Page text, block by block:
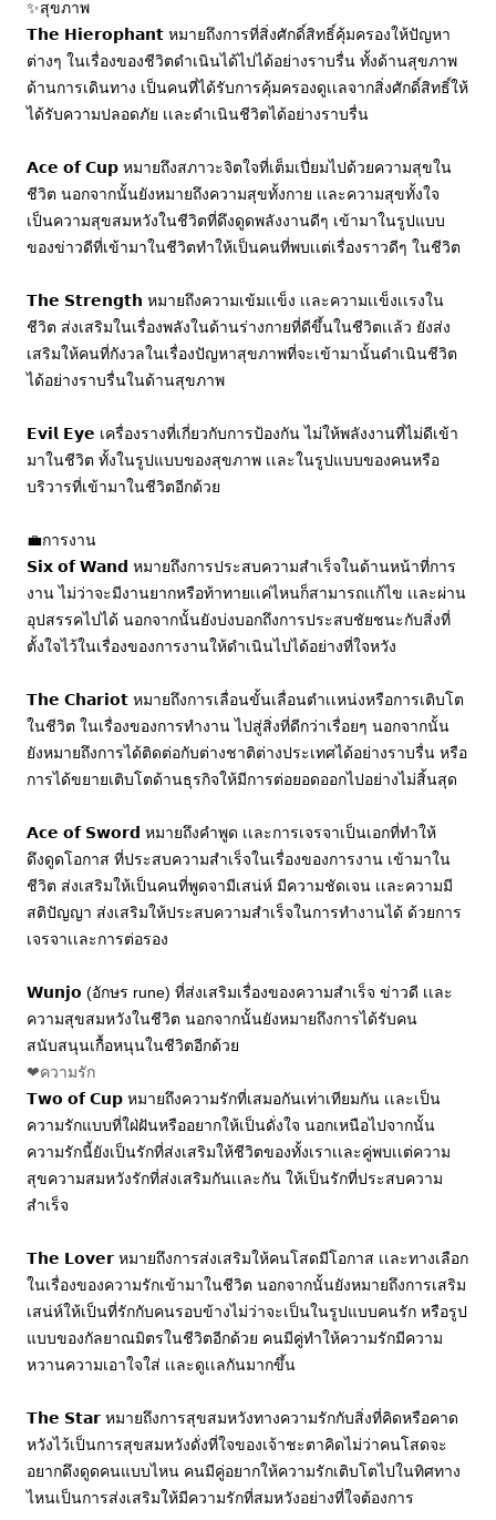
✨สุขภาพ
𝗧𝗵𝗲 𝗛𝗶𝗲𝗿𝗼𝗽𝗵𝗮𝗻𝘁 หมายถึงการที่สิ่งศักดิ์สิทธิ์คุ้มครองให้ปัญหา
ต่างๆ ในเรื่องของชีวิตดำเนินได้ไปได้อย่างราบรื่น ทั้งด้านสุขภาพ
ด้านการเดินทาง เป็นคนที่ได้รับการคุ้มครองดูเเลจากสิ่งศักดิ์สิทธิ์ให้
ได้รับความปลอดภัย เเละดำเนินชีวิตได้อย่างราบรื่น
𝗔𝗰𝗲 𝗼𝗳 𝗖𝘂𝗽 หมายถึงสภาวะจิตใจที่เต็มเปี่ยมไปด้วยความสุขใน
ชีวิต นอกจากนั้นยังหมายถึงความสุขทั้งกาย เเละความสุขทั้งใจ
เป็นความสุขสมหวังในชีวิตที่ดึงดูดพลังงานดีๆ เข้ามาในรูปแบบ
ของข่าวดีที่เข้ามาในชีวิตทำให้เป็นคนที่พบเเต่เรื่องราวดีๆ ในชีวิต
𝗧𝗵𝗲 𝗦𝘁𝗿𝗲𝗻𝗴𝘁𝗵 หมายถึงความเข้มเเข็ง เเละความเเข็งเเรงใน
ชีวิต ส่งเสริมในเรื่องพลังในด้านร่างกายที่ดีขึ้นในชีวิตเเล้ว ยังส่ง
เสริมให้คนที่กังวลในเรื่องปัญหาสุขภาพที่จะเข้ามานั้นดำเนินชีวิต
ได้อย่างราบรื่นในด้านสุขภาพ
𝗘𝘃𝗶𝗹 𝗘𝘆𝗲 เครื่องรางที่เกี่ยวกับการป้องกัน ไม่ให้พลังงานที่ไม่ดีเข้า
มาในชีวิต ทั้งในรูปแบบของสุขภาพ เเละในรูปแบบของคนหรือ
บริวารที่เข้ามาในชีวิตอีกด้วย
💼การงาน
𝗦𝗶𝘅 𝗼𝗳 𝗪𝗮𝗻𝗱 หมายถึงการประสบความสำเร็จในด้านหน้าที่การ
งาน ไม่ว่าจะมีงานยากหรือท้าทายเเค่ไหนก็สามารถเเก้ไข เเละผ่าน
อุปสรรคไปได้ นอกจากนั้นยังบ่งบอกถึงการประสบชัยชนะกับสิ่งที่
ตั้งใจไว้ในเรื่องของการงานให้ดำเนินไปได้อย่างที่ใจหวัง
𝗧𝗵𝗲 𝗖𝗵𝗮𝗿𝗶𝗼𝘁 หมายถึงการเลื่อนขั้นเลื่อนตำเเหน่งหรือการเติบโต
ในชีวิต ในเรื่องของการทำงาน ไปสู่สิ่งที่ดีกว่าเรื่อยๆ นอกจากนั้น
ยังหมายถึงการได้ติดต่อกับต่างชาติต่างประเทศได้อย่างราบรื่น หรือ
การได้ขยายเติบโตด้านธุรกิจให้มีการต่อยอดออกไปอย่างไม่สิ้นสุด
𝗔𝗰𝗲 𝗼𝗳 𝗦𝘄𝗼𝗿𝗱 หมายถึงคำพูด เเละการเจรจาเป็นเอกที่ทำให้
ดึงดูดโอกาส ที่ประสบความสำเร็จในเรื่องของการงาน เข้ามาใน
ชีวิต ส่งเสริมให้เป็นคนที่พูดจามีเสน่ห์ มีความชัดเจน เเละความมี
สติปัญญา ส่งเสริมให้ประสบความสำเร็จในการทำงานได้ ด้วยการ
เจรจาเเละการต่อรอง
𝗪𝘂𝗻𝗷𝗼 (อักษร rune) ที่ส่งเสริมเรื่องของความสำเร็จ ข่าวดี เเละ
ความสุขสมหวังในชีวิต นอกจากนั้นยังหมายถึงการได้รับคน
สนับสนุนเกื้อหนุนในชีวิตอีกด้วย
❤ความรัก
𝗧𝘄𝗼 𝗼𝗳 𝗖𝘂𝗽 หมายถึงความรักที่เสมอกันเท่าเทียมกัน เเละเป็น
ความรักแบบที่ใฝ่ฝันหรืออยากให้เป็นดั่งใจ นอกเหนือไปจากนั้น
ความรักนี้ยังเป็นรักที่ส่งเสริมให้ชีวิตของทั้งเราเเละคู่พบเเต่ความ
สุขความสมหวังรักที่ส่งเสริมกันเเละกัน ให้เป็นรักที่ประสบความ
สำเร็จ
𝗧𝗵𝗲 𝗟𝗼𝘃𝗲𝗿 หมายถึงการส่งเสริมให้คนโสดมีโอกาส เเละทางเลือก
ในเรื่องของความรักเข้ามาในชีวิต นอกจากนั้นยังหมายถึงการเสริม
เสน่ห์ให้เป็นที่รักกับคนรอบข้างไม่ว่าจะเป็นในรูปแบบคนรัก หรือรูป
แบบของกัลยาณมิตรในชีวิตอีกด้วย คนมีคู่ทำให้ความรักมีความ
หวานความเอาใจใส่ เเละดูเเลกันมากขึ้น
𝗧𝗵𝗲 𝗦𝘁𝗮𝗿 หมายถึงการสุขสมหวังทางความรักกับสิ่งที่คิดหรือคาด
หวังไว้เป็นการสุขสมหวังดั่งที่ใจของเจ้าชะตาคิดไม่ว่าคนโสดจะ
อยากดึงดูดคนแบบไหน คนมีคู่อยากให้ความรักเติบโตไปในทิศทาง
ไหนเป็นการส่งเสริมให้มีความรักที่สมหวังอย่างที่ใจต้องการ